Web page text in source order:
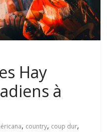
Hay
à
, country, coup dur,